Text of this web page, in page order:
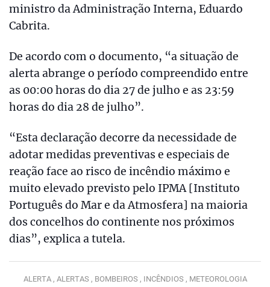
ministro da Administração Interna, Eduardo
Cabrita.
De acordo com o documento, “a situação de
alerta abrange o período compreendido entre
as 00:00 horas do dia 27 de julho e as 23:59
horas do dia 28 de julho”.
“Esta declaração decorre da necessidade de
adotar medidas preventivas e especiais de
reação face ao risco de incêndio máximo e
muito elevado previsto pelo IPMA [Instituto
Português do Mar e da Atmosfera] na maioria
dos concelhos do continente nos próximos
dias”, explica a tutela.
ALERTA , ALERTAS , BOMBEIROS , INCÊNDIOS , METEOROLOGIA